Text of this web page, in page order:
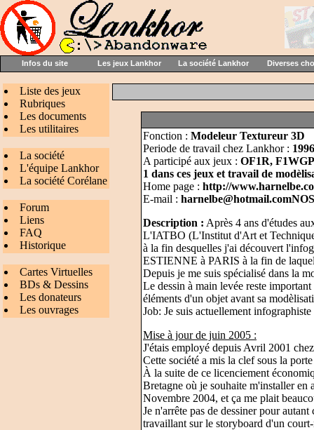
Infos du site Les jeux Lankhor La société Lankhor Diverses
Liste des jeux
Rubriques
Les documents
Les utilitaires
La société
L'équipe Lankhor
La société Corélane
Forum
Liens
FAQ
Historique
Cartes Virtuelles
BDs & Dessins
Les donateurs
Les ouvrages
Fonction : Modeleur Textureur 3D
Periode de travail chez Lankhor :
A participé aux jeux : OF1R,
1 dans ces jeux et travail de
Home page : http://
E-mail :
Description : Après 4 ans d'études
L'IATBO (L'Institut d'Art et
à la fin desquelles j'ai découvert
ESTIENNE à PARIS à la fin de
Depuis je me suis spécialisé dans la
Le dessin à main levée reste
éléments d'un objet avant sa
Job: Je suis actuellement
Mise à jour de juin 2005 :
J'étais employé depuis Avril 2001
Cette société a mis la clef sous la
À la suite de ce licenciement
Bretagne où je souhaite m'installer en
Novembre 2004, et ça me plait
Je n'arrête pas de dessiner pour
travaillant sur le storyboard d'un